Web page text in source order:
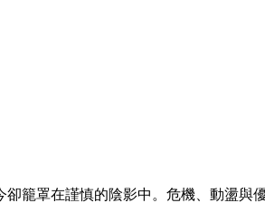
籠罩在謹慎的陰影中。危機、動盪